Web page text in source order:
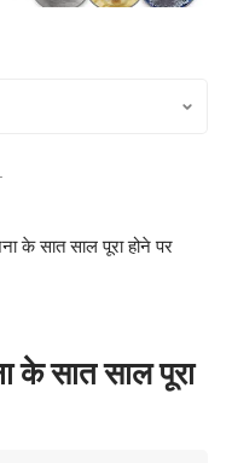
के सात साल पूरा होने पर
के सात साल पूरा